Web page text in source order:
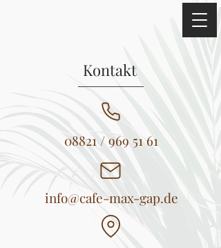
Kontakt
08821 /969 51 61
info@cafe-max-gap.de